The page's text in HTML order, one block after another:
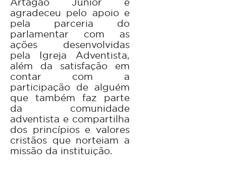
agradeceu pelo apoio e
pela parceria do
parlamentar com as
ações desenvolvidas
pela Igreja Adventista,
além da satisfação em
contar com a
participação de alguém
que também faz parte
da comunidade
adventista e compartilha
dos princípios e valores
cristãos que norteiam a
missão da instituição.